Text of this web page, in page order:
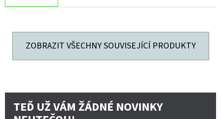
ZOBRAZIT VŠECHNY SOUVISEJÍCÍ PRODUKTY
TEĎ UŽ VÁM ŽÁDNÉ NOVINKY